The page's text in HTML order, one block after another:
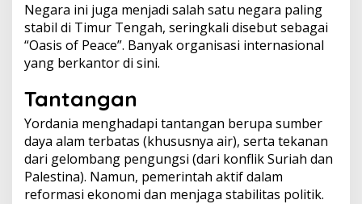
Negara ini juga menjadi salah satu negara paling
stabil di Timur Tengah, seringkali disebut sebagai
“Oasis of Peace”. Banyak organisasi internasional
yang berkantor di sini.
Tantangan
Yordania menghadapi tantangan berupa sumber
daya alam terbatas (khususnya air), serta tekanan
dari gelombang pengungsi (dari konflik Suriah dan
Palestina). Namun, pemerintah aktif dalam
reformasi ekonomi dan menjaga stabilitas politik.